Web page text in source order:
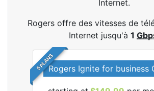
Internet.
Rogers offre des vitesses de
Internet jusqu'à 1
5 PLANSRogers Ignite for business